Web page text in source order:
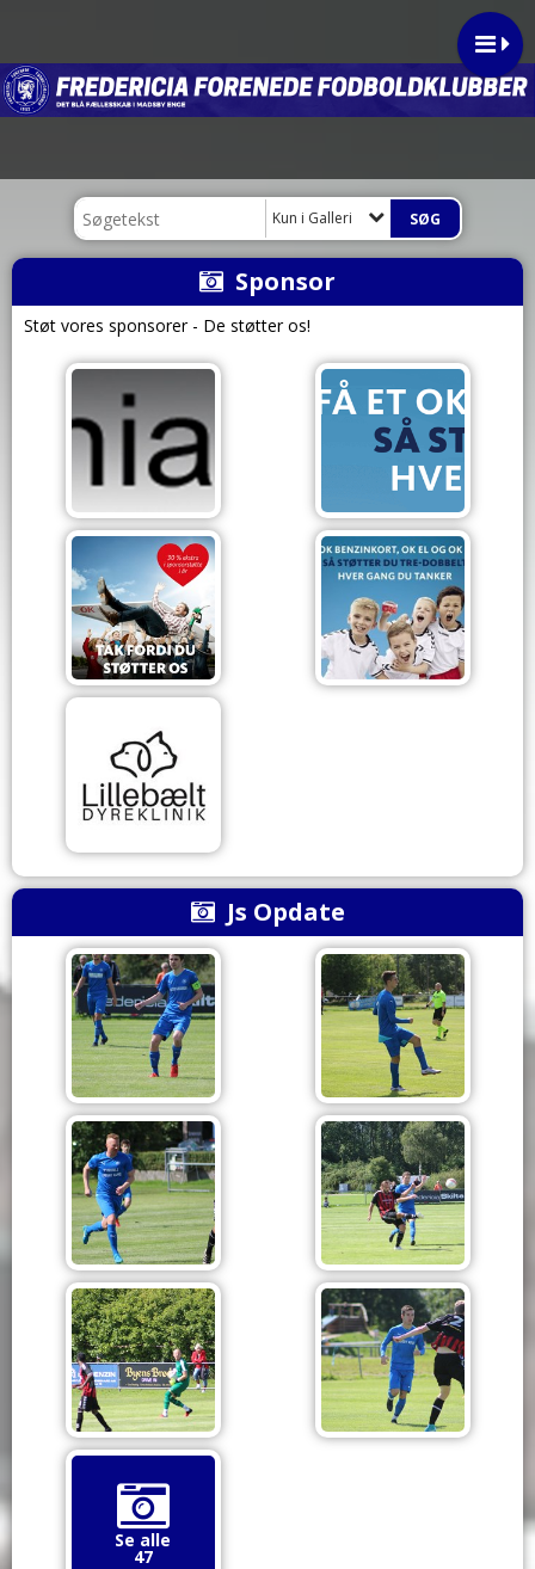
Kun i Galleri
Sponsor
Støt vores sponsorer - De støtter os!
Js Opdate
Se alle
47